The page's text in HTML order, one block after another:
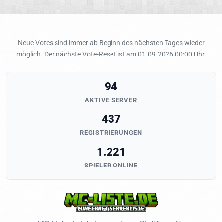
Neue Votes sind immer ab Beginn des nächsten Tages wieder
möglich. Der nächste Vote-Reset ist am 01.09.2026 00:00 Uhr.
94
AKTIVE SERVER
437
REGISTRIERUNGEN
1.221
SPIELER ONLINE